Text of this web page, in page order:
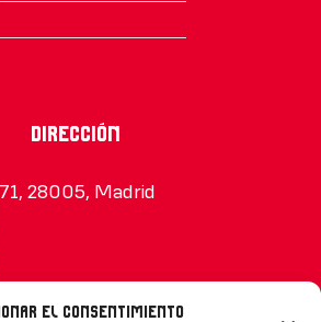
el consentimiento
Dirección
28005, Madrid